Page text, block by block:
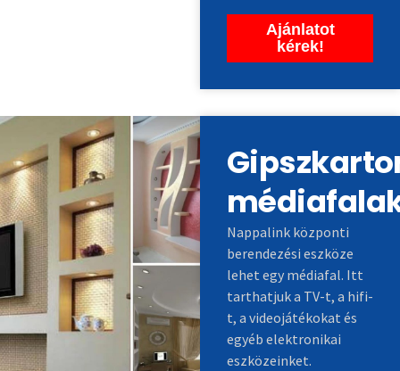
Ajánlatot
kérek!
Nappalink központi
berendezési eszköze
lehet egy médiafal. Itt
tarthatjuk a TV-t, a hifi-
t, a videojátékokat és
egyéb elektronikai
eszközeinket.